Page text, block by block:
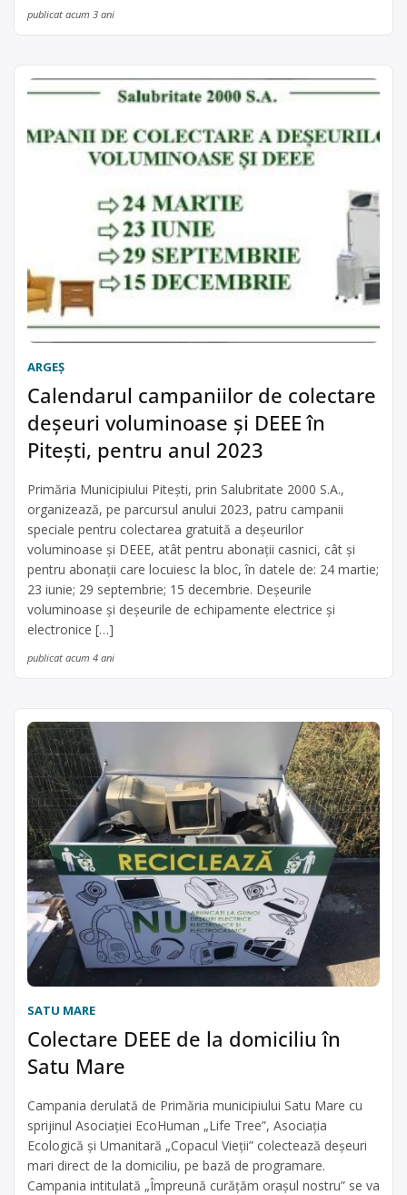
publicat acum 3 ani
ARGEŞ
Calendarul campaniilor de colectare
deșeuri voluminoase și DEEE în
Pitești, pentru anul 2023
Primăria Municipiului Pitești, prin Salubritate 2000 S.A.,
organizează, pe parcursul anului 2023, patru campanii
speciale pentru colectarea gratuită a deșeurilor
voluminoase și DEEE, atât pentru abonații casnici, cât și
pentru abonații care locuiesc la bloc, în datele de: 24 martie;
23 iunie; 29 septembrie; 15 decembrie. Deșeurile
voluminoase și deșeurile de echipamente electrice și
electronice […]
publicat acum 4 ani
SATU MARE
Colectare DEEE de la domiciliu în
Satu Mare
Campania derulată de Primăria municipiului Satu Mare cu
sprijinul Asociației EcoHuman „Life Tree”, Asociația
Ecologică și Umanitară „Copacul Vieții” colectează deșeuri
mari direct de la domiciliu, pe bază de programare.
Campania intitulată „Împreună curățăm orașul nostru” se va